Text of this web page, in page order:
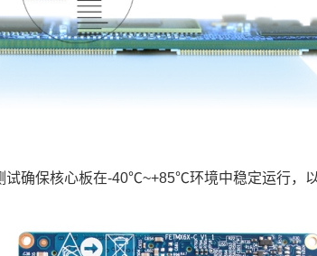
确保核心板在-40℃~+85℃环境中稳定运行，